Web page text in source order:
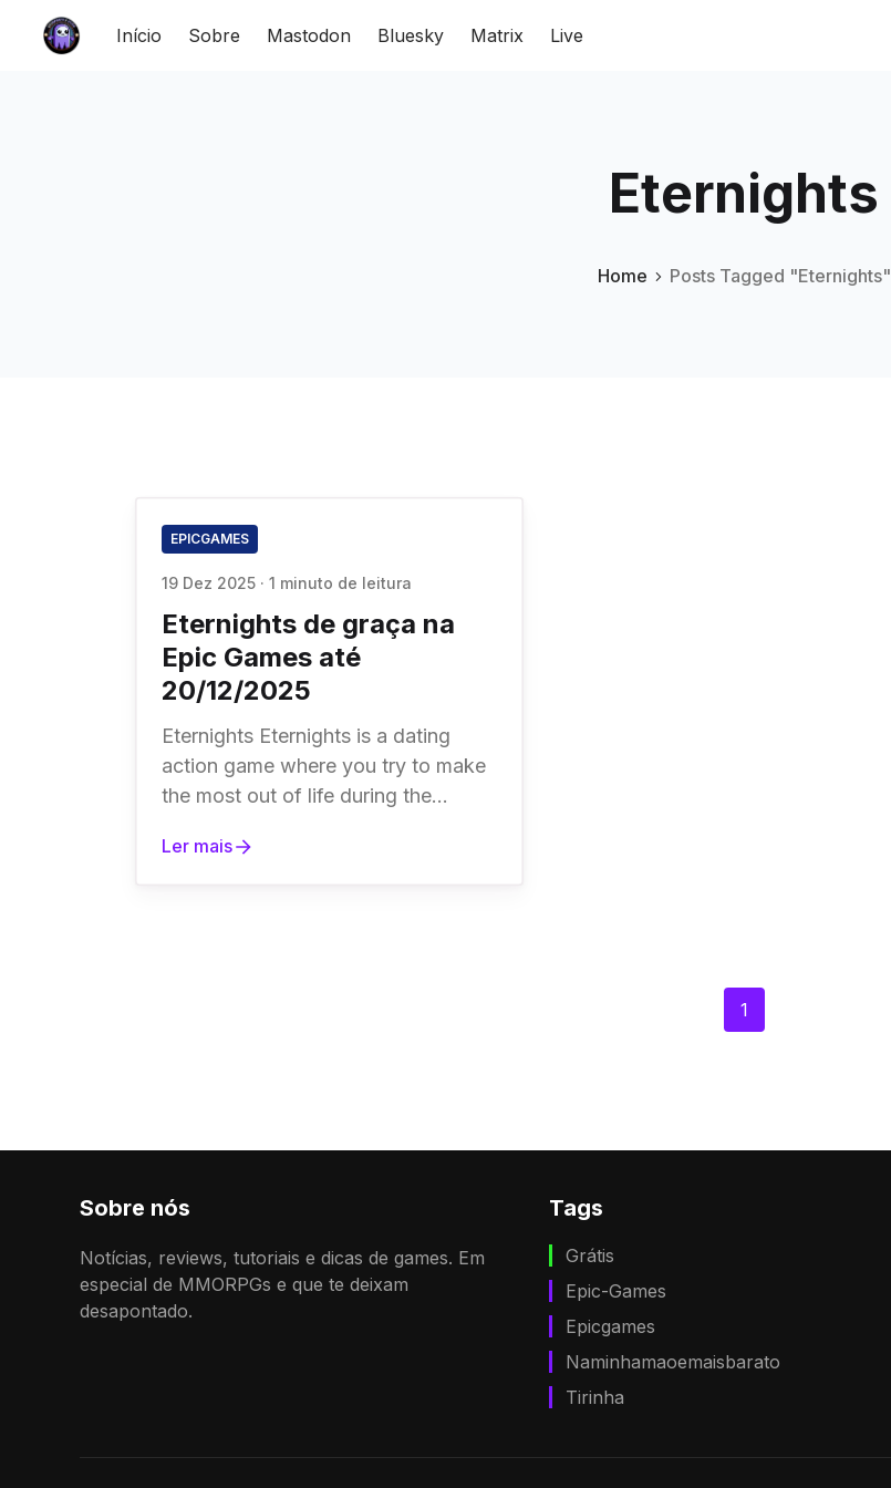
Início Sobre Mastodon Bluesky Matrix Live
Eternights
Home Posts Tagged "Eternights"
EPICGAMES
19 Dez 2025 · 1 minuto de leitura
Eternights de graça na
Epic Games até
20/12/2025
Eternights Eternights is a dating
action game where you try to make
the most out of life during the
Tuesday: Clear dungeon. Friday:
Ler mais
1
Sobre nós
Notícias, reviews, tutoriais e dicas de games. Em
especial de MMORPGs e que te deixam
desapontado.
Tags
Grátis
Epic-Games
Epicgames
Naminhamaoemaisbarato
Tirinha